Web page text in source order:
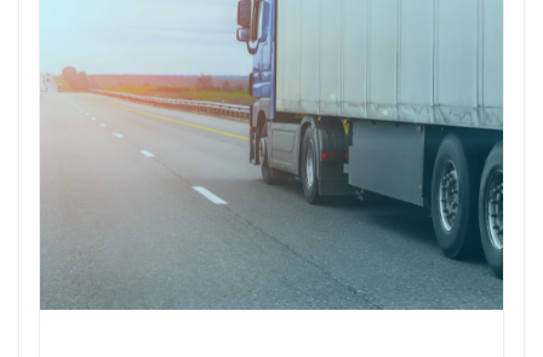
faciliter leur expédition. En s’assurant que chaque
chargement est correctement sécurisé, il
contribue à l’efficacité des opérations de
transport. Son travail requiert une capacité à
manipuler des équipements tels que des chariots
élévateurs et à respecter les normes de sécurité
en vigueur. De plus, une bonne condition physique
et la capacité à travailler sous pression sont des
atouts indispensables pour ce métier.